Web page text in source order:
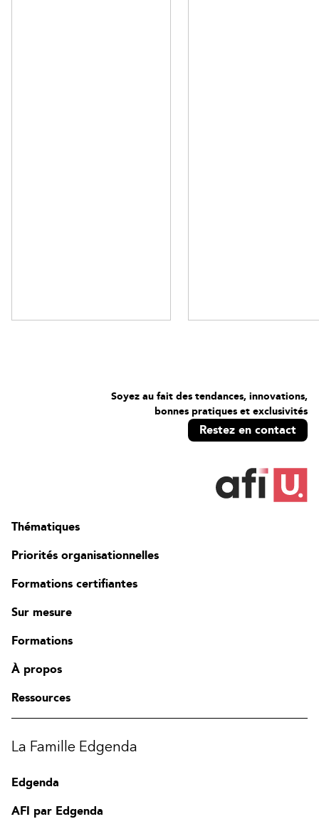
Soyez au fait des tendances, innovations,
bonnes pratiques et exclusivités
Restez en contact
Thématiques
Priorités organisationnelles
Formations certifiantes
Sur mesure
Formations
À propos
Ressources
La Famille Edgenda
Edgenda
AFI par Edgenda